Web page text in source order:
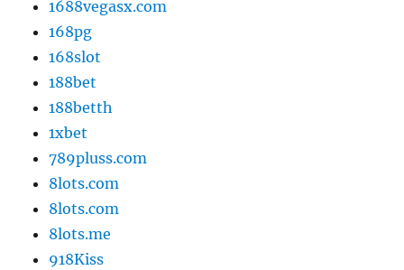
1688vegasx.com
168pg
168slot
188bet
188betth
1xbet
789pluss.com
8lots.com
8lots.com
8lots.me
918Kiss